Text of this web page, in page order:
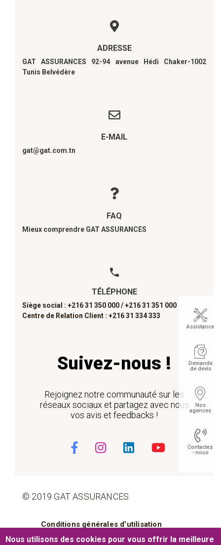
ADRESSE
GAT ASSURANCES 92-94 avenue Hédi Chaker-1002
Tunis Belvédère
E-MAIL
gat@gat.com.tn
FAQ
Mieux comprendre GAT ASSURANCES
TÉLÉPHONE
Siège social : +216 31 350 000 /+216 31 351 000
Centre de Relation Client : +216 31 334 333
Suivez-nous !
Rejoignez notre communauté sur les
réseaux sociaux et partagez avec nous
vos avis et feedbacks !
© 2019 GAT ASSURANCES
Pied de page
Conditions générales d’utilisation
Assistance
Demande
de devis
Nos
agences
Contactez
- nous
Nous utilisons des cookies pour vous offrir la meilleure